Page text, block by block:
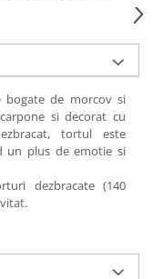
de morcov si
si decorat cu
tortul este
un plus de emotie si
dezbracate (140